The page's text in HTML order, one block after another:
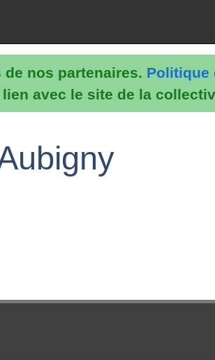
nos partenaires. Politique
avec le site de la